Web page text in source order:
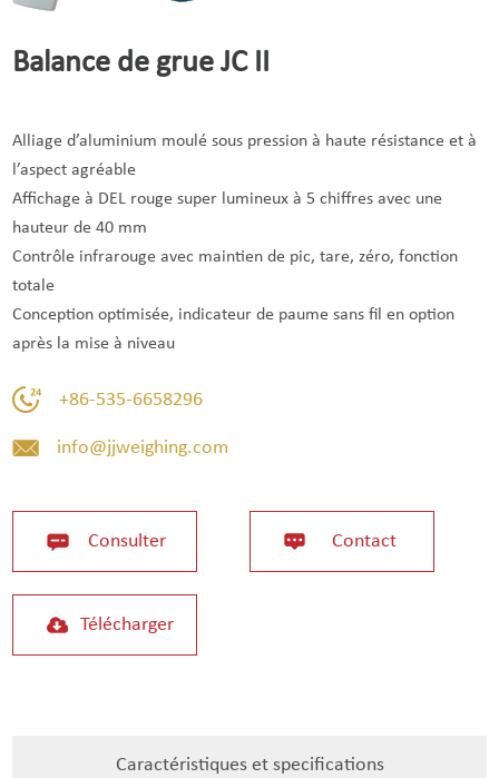
Balance de grue JC II
Alliage d’aluminium moulé sous pression à haute résistance et à
l’aspect agréable
Affichage à DEL rouge super lumineux à 5 chiffres avec une
hauteur de 40 mm
Contrôle infrarouge avec maintien de pic, tare, zéro, fonction
totale
Conception optimisée, indicateur de paume sans fil en option
après la mise à niveau
+86-535-6658296
info@jjweighing.com
Consulter Contact
Télécharger
Caractéristiques et specifications